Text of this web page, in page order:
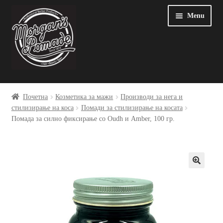
to
navigation
на
содржината
Menu
Почетна
Blog
Грижа за човековата околина
Добра производна пракса и безбедност на производи
Почетна Козметика за мажи
Производи за нега и
стилизирање на коса
Помади за стилизирање на косата
Помада за силно фиксирање со Oudh и Amber, 100 гр.